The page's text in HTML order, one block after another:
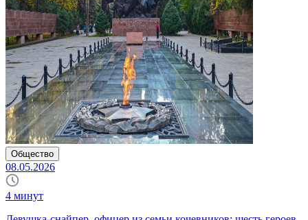
Общество
08.05.2026
4 минут